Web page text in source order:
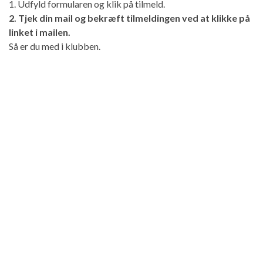
1. Udfyld formularen og klik på tilmeld.
2. Tjek din mail og bekræft tilmeldingen ved at klikke på
linket i mailen.
Så er du med i klubben.